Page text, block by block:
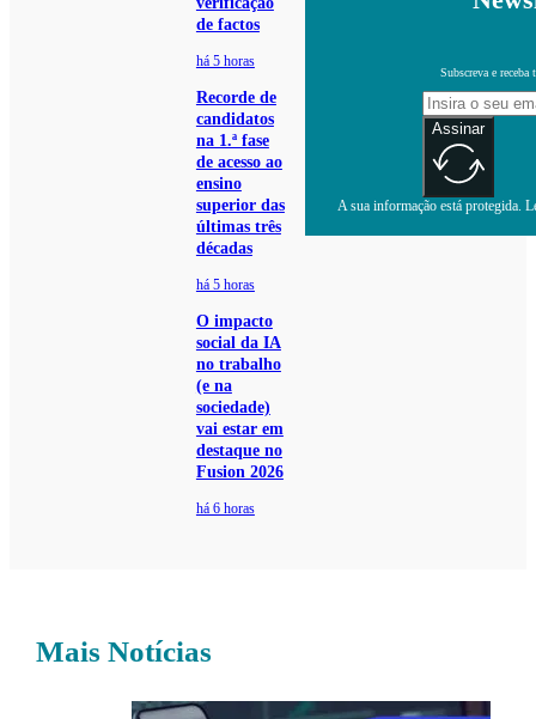
de factos
há 5 horas
Recorde de
candidatos
na 1.ª fase
de acesso ao
ensino
superior das
últimas três
décadas
há 5 horas
O impacto
social da IA
no trabalho
(e na
sociedade)
vai estar em
destaque no
Fusion 2026
há 6 horas
Subscreva e receba
Assinar
A sua informação está protegida.
Mais Notícias